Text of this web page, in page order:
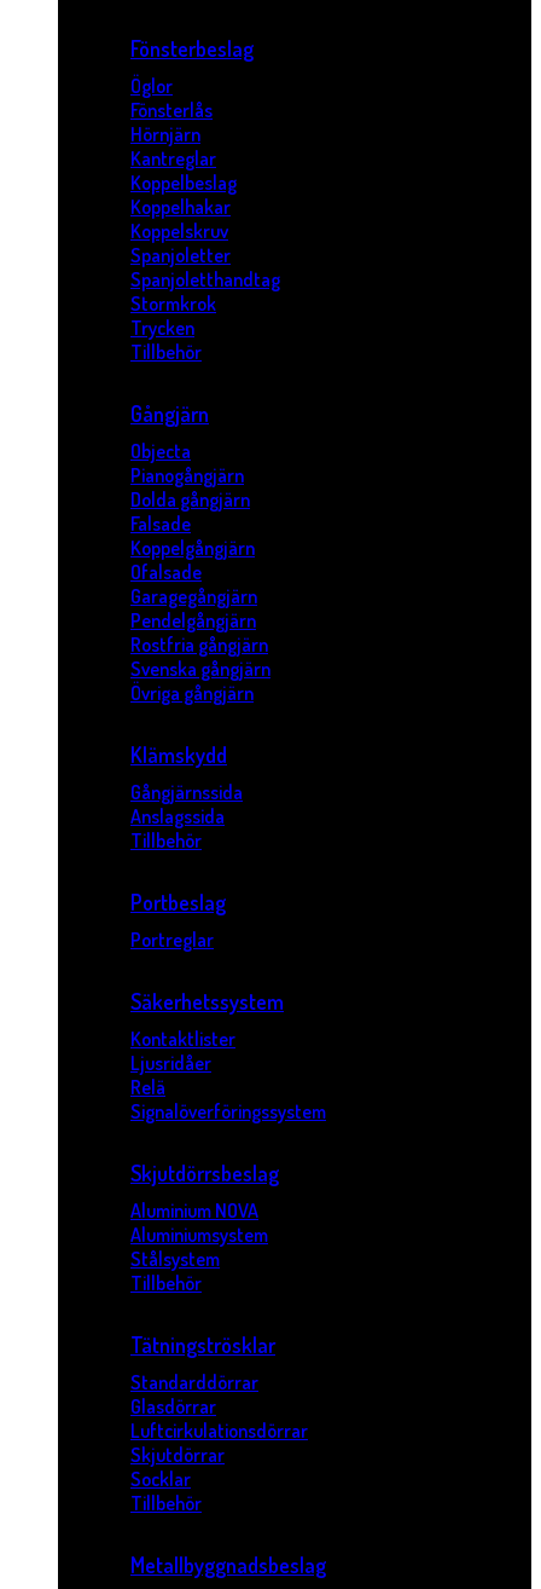
Fönsterbeslag
Öglor
Fönsterlås
Hörnjärn
Kantreglar
Koppelbeslag
Koppelhakar
Koppelskruv
Spanjoletter
Spanjoletthandtag
Stormkrok
Trycken
Tillbehör
Gångjärn
Objecta
Pianogångjärn
Dolda gångjärn
Falsade
Koppelgångjärn
Ofalsade
Garagegångjärn
Pendelgångjärn
Rostfria gångjärn
Svenska gångjärn
Övriga gångjärn
Klämskydd
Gångjärnssida
Anslagssida
Tillbehör
Portbeslag
Portreglar
Säkerhetssystem
Kontaktlister
Ljusridåer
Relä
Signalöverföringssystem
Skjutdörrsbeslag
Aluminium NOVA
Aluminiumsystem
Stålsystem
Tillbehör
Tätningströsklar
Standarddörrar
Glasdörrar
Luftcirkulationsdörrar
Skjutdörrar
Socklar
Tillbehör
Metallbyggnadsbeslag